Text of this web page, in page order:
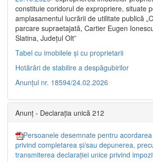
constituie coridorul de expropriere, situate
amplasamentul lucrării de utilitate publică
parcare supraetajată, Cartier Eugen
Slatina, Județul Olt”
Tabel cu imobilele și cu proprietarii
Hotărâri de stabilire a despăgubirilor
Anunțul nr. 18594/24.02.2026
Anunț - Declarația unică 212
Persoanele desemnate pentru
privind completarea și/sau depunerea,
transmiterea declarației unice privind